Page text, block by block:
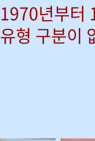
1970년부터
유형 구분이